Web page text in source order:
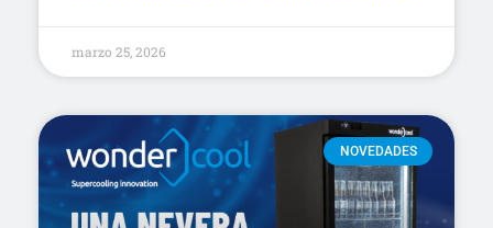
marzo 25, 2026
NOVEDADES